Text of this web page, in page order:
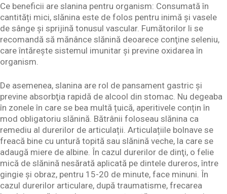
Ce beneficii are slanina pentru organism: Consumată în
cantități mici, slănina este de folos pentru inimă şi vasele
de sânge şi sprijină tonusul vascular. Fumătorilor li se
recomandă să mănânce slănină deoarece conţine seleniu,
care întăreşte sistemul imunitar şi previne oxidarea în
organism.
De asemenea, slanina are rol de pansament gastric și
previne absorbţia rapidă de alcool din stomac. Nu degeaba
în zonele în care se bea multă țuică, aperitivele conțin în
mod obligatoriu slănină. Bătrânii foloseau slănina ca
remediu al durerilor de articulații. Articulațiile bolnave se
freacă bine cu untură topită sau slănină veche, la care se
adaugă miere de albine. În cazul durerilor de dinţi, o felie
mică de slănină nesărată aplicată pe dintele dureros, între
gingie şi obraz, pentru 15-20 de minute, face minuni. În
cazul durerilor articulare, după traumatisme, frecarea